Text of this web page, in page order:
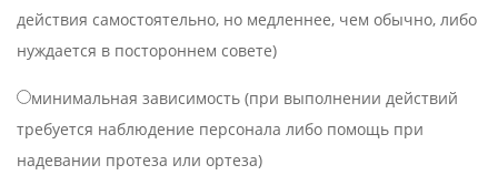
действия самостоятельно, но медленнее, чем обычно, либо
нуждается в постороннем совете)
минимальная зависимость (при выполнении действий
требуется наблюдение персонала либо помощь при
надевании протеза или ортеза)